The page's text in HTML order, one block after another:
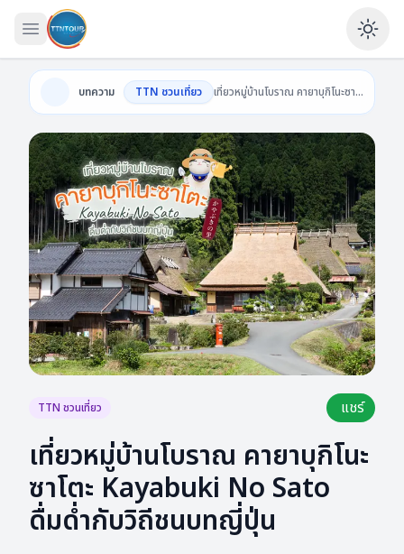
เปิดเมนู
บทความ TTN ชวนเที่ยว เที่ยวหมู่บ้านโบราณ คายาบุกิโนะซาโตะ Kayabuki No Sato ดื่มด่ำกับวิถีชนบทญี่ปุ่น
TTN ชวนเที่ยว แชร์
เที่ยวหมู่บ้านโบราณ คายาบุกิโนะ
ซาโตะ Kayabuki No Sato
ดื่มด่ำกับวิถีชนบทญี่ปุ่น